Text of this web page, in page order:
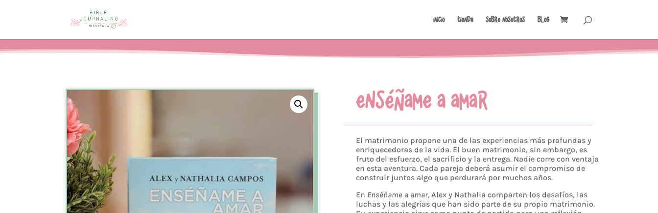
Inicio Tienda Sobre Nosotros Blog
ENSÉÑAME A AMAR
El matrimonio propone una de las experiencias más profundas y
enriquecedoras de la vida. El buen matrimonio, sin embargo, es
fruto del esfuerzo, el sacrificio y la entrega. Nadie corre con ventaja
en esta aventura. Cada pareja deberá asumir el compromiso de
construir juntos algo que perdurará por muchos años.
En Enséñame a amar, Alex y Nathalia comparten los desafíos, las
luchas y las alegrías que han sido parte de su propio matrimonio.